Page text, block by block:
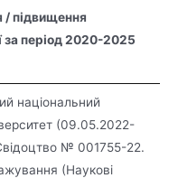
підвищення
за період 2020-2025
національний
(09.05.2022-
№ 001755-22.
(Наукові